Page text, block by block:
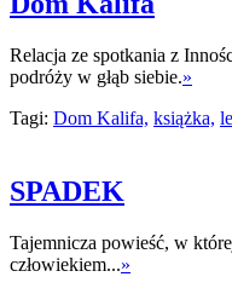
Relacja ze spotkania z
podróży w głąb siebie.»
Tagi: Dom Kalifa, książka,
SPADEK
Tajemnicza powieść, w
człowiekiem...»